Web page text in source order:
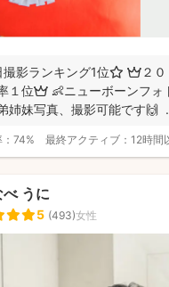
影ランキング1位⭐️ 👑２０
１位👑 👶ニューボーンフォ
姉妹写真、撮影可能です🙌
74% 最終アクティブ： 12時間
うに
5 (493)女性